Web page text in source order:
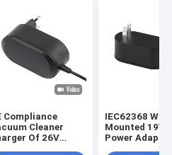
Compliance
Cleaner
Of 26V
IEC62368 Wall
Mounted 19V
Power